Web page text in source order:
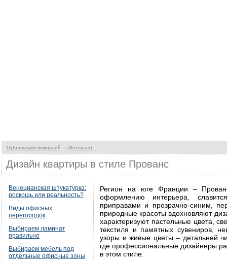
Публикации компаний Интерьер
Дизайн квартиры в стиле Прованс
Венецианская штукатурка:
роскошь или реальность?
Виды офисных
перегородок
Выбираем ламинат
правильно
Выбираем мебель под
отдельные офисные зоны
Регион на юге Франции –
оформлению интерьера,
приправами и прозрачно-синим,
природные красоты вдохновляют
характеризуют пастельные цвета,
текстиля и памятных сувениров,
узоры и живые цветы – детальней
где профессиональные дизайнеры
в этом стиле.